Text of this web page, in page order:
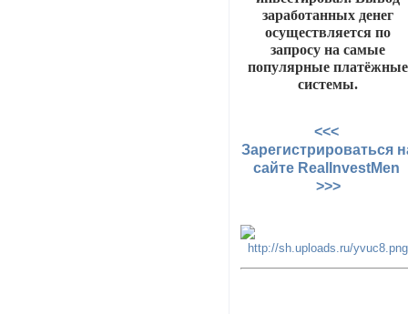
заработанных денег
осуществляется по
запросу на самые
популярные платёжные
системы.
<<<
Зарегистрироваться
сайте RealInvestMen
>>>